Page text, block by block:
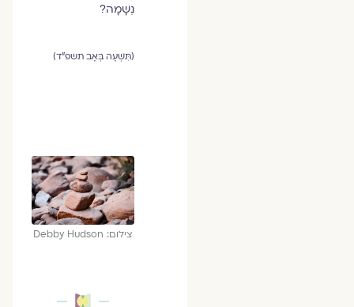
נְשָׁמָה?
(תִּשְׁעָה בְּאָב תשפ"ד)
צילום: Debby Hudson